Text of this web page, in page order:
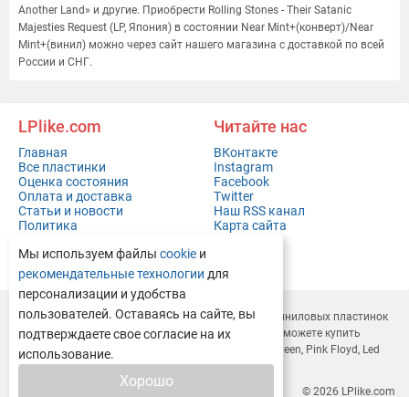
Another Land» и другие. Приобрести Rolling Stones - Their Satanic
Majesties Request (LP, Япония) в состоянии Near Mint+(конверт)/Near
Mint+(винил) можно через сайт нашего магазина с доставкой по всей
России и СНГ.
LPlike.com
Главная
Все пластинки
Оценка состояния
Оплата и доставка
Статьи и новости
Политика
Контакты
Полная версия сайта
Читайте нас
ВКонтакте
Instagram
Facebook
Twitter
Наш RSS канал
Карта сайта
LPlike.com — это современныйинтернет-магазин виниловых пластинок
с доставкой по всей России и СНГ. У нас вы легко сможете купить
виниловые пластинки
Depeche Mode, Rammstein, Queen, Pink Floyd, Led
Zeppelin, Deep Purple и многие другие.
© 2026 LPlike.com
Мы используем файлы cookie и
рекомендательные технологии для
персонализации и удобства
пользователей. Оставаясь на сайте, вы
подтверждаете свое согласие на их
использование.
Хорошо